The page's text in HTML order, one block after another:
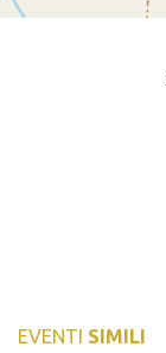
EVENTI SIMILI